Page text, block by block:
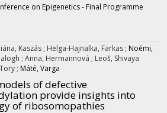
on Epigenetics - Final Programme
Kaszás ; Helga-Hajnalka, Farkas ; Noémi,
; Anna, Hermannová ; Leoš, Shivaya
; Máté, Varga
of defective
provide insights into
of ribosomopathies